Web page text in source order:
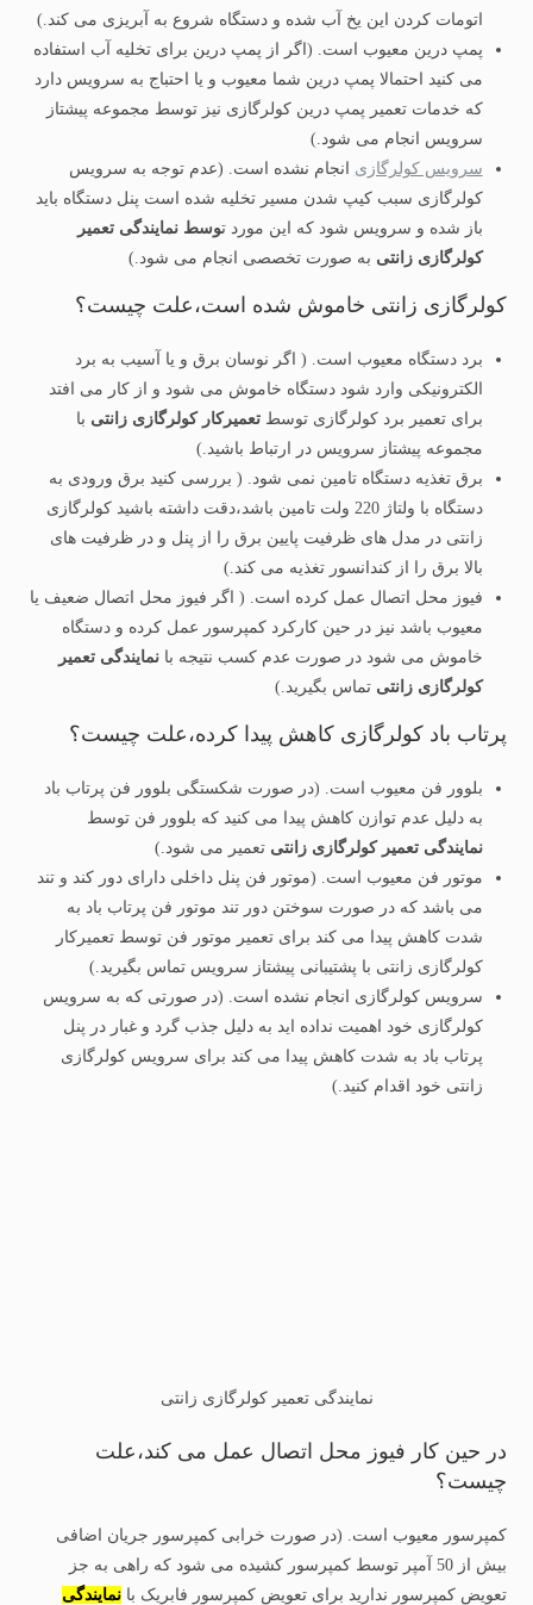
اتومات کردن این یخ آب شده و دستگاه شروع به آبریزی می کند.)
پمپ درین معیوب است. (اگر از پمپ درین برای تخلیه آب استفاده
می کنید احتمالا پمپ درین شما معیوب و یا احتباج به سرویس دارد
که خدمات تعمیر پمپ درین کولرگازی نیز توسط مجموعه پیشتاز
سرویس انجام می شود.)
سرویس کولرگازی انجام نشده است. (عدم توجه به سرویس
کولرگازی سبب کیپ شدن مسیر تخلیه شده است پنل دستگاه باید
باز شده و سرویس شود که این مورد توسط نمایندگی تعمیر
کولرگازی زانتی به صورت تخصصی انجام می شود.)
کولرگازی زانتی خاموش شده است،علت چیست؟
برد دستگاه معیوب است. ( اگر نوسان برق و یا آسیب به برد
الکترونیکی وارد شود دستگاه خاموش می شود و از کار می افتد
برای تعمیر برد کولرگازی توسطتعمیرکار کولرگازی زانتی با
مجموعه پیشتاز سرویس در ارتباط باشید.)
برق تغذیه دستگاه تامین نمی شود. ( بررسی کنید برق ورودی به
دستگاه با ولتاژ 220 ولت تامین باشد،دقت داشته باشید کولرگازی
زانتی در مدل های ظرفیت پایین برق را از پنل و در ظرفیت های
بالا برق را از کندانسور تغذیه می کند.)
فیوز محل اتصال عمل کرده است. ( اگر فیوز محل اتصال ضعیف یا
معیوب باشد نیز در حین کارکرد کمپرسور عمل کرده و دستگاه
خاموش می شود در صورت عدم کسب نتیجه بانمایندگی تعمیر
کولرگازی زانتی تماس بگیرید.)
پرتاب باد کولرگازی کاهش پیدا کرده،علت چیست؟
بلوور فن معیوب است. (در صورت شکستگی بلوور فن پرتاب باد
به دلیل عدم توازن کاهش پیدا می کنید که بلوور فن توسط
نمایندگی تعمیر کولرگازی زانتی تعمیر می شود.)
موتور فن معیوب است. (موتور فن پنل داخلی دارای دور کند و تند
می باشد که در صورت سوختن دور تند موتور فن پرتاب باد به
شدت کاهش پیدا می کند برای تعمیر موتور فن توسط تعمیرکار
کولرگازی زانتی با پشتیبانی پیشتاز سرویس تماس بگیرید.)
سرویس کولرگازی انجام نشده است. (در صورتی که به سرویس
کولرگازی خود اهمیت نداده اید به دلیل جذب گرد و غبار در پنل
پرتاب باد به شدت کاهش پیدا می کند برای سرویس کولرگازی
زانتی خود اقدام کنید.)
نمایندگی تعمیر کولرگازی زانتی
در حین کار فیوز محل اتصال عمل می کند،علت
چیست؟
کمپرسور معیوب است. (در صورت خرابی کمپرسور جریان اضافی
بیش از 50 آمپر توسط کمپرسور کشیده می شود که راهی به جز
تعویض کمپرسور ندارید برای تعویض کمپرسور فابریک بانمایندگی